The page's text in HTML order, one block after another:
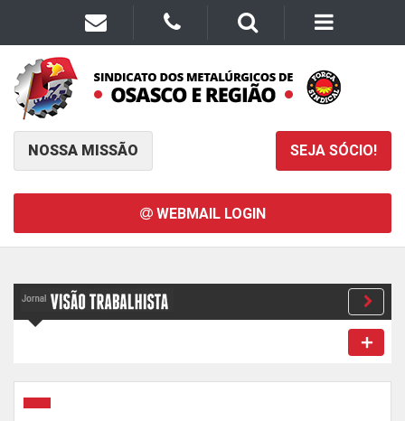
NOSSA MISSÃO SEJA SÓCIO!
WEBMAIL LOGIN